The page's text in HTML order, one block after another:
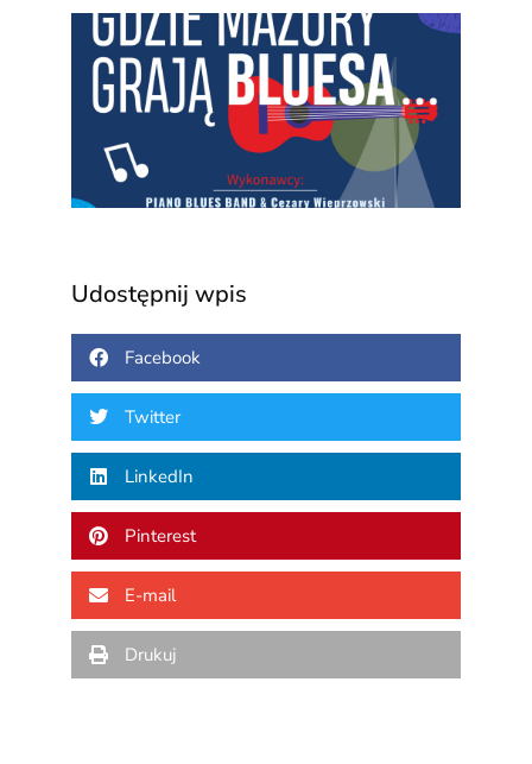
Udostępnij wpis
Facebook
Twitter
LinkedIn
Pinterest
E-mail
Drukuj